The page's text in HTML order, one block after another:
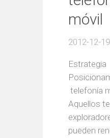
móvil
2012-12-19
Estrategia
telefonía
Aquellos
pueden